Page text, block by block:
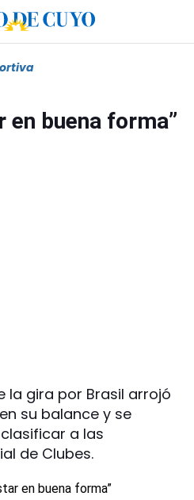
en buena forma”
la gira por Brasil arrojó
su balance y se
a las
de Clubes.